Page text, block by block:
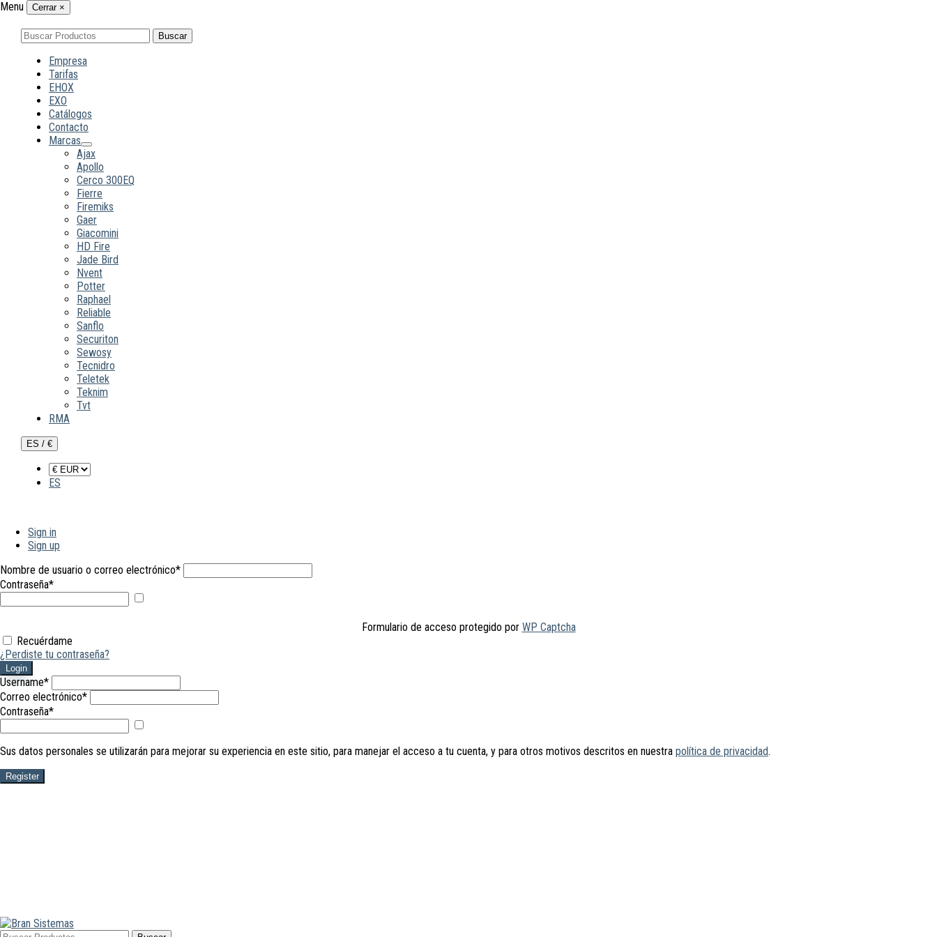
Menu Cerrar ×
Buscar
por:
Buscar
Empresa
Tarifas
EHOX
EXO
Catálogos
Contacto
Marcas
Ajax
Apollo
Cerco 300EQ
Fierre
Firemiks
Gaer
Giacomini
HD Fire
Jade Bird
Nvent
Potter
Raphael
Reliable
Sanflo
Securiton
Sewosy
Tecnidro
Teletek
Teknim
Tvt
RMA
ES / €
ES
Sign in
Sign up
Nombre de usuario o correo electrónico*
Contraseña*
Formulario de acceso protegido por WP Captcha
Recuérdame
¿Perdiste tu contraseña?
Login
Username*
Correo electrónico*
Contraseña*
Sus datos personales se utilizarán para mejorar su experiencia en este sitio, para manejar el acceso a tu cuenta, y para otros motivos descritos en nuestra política de privacidad.
Register